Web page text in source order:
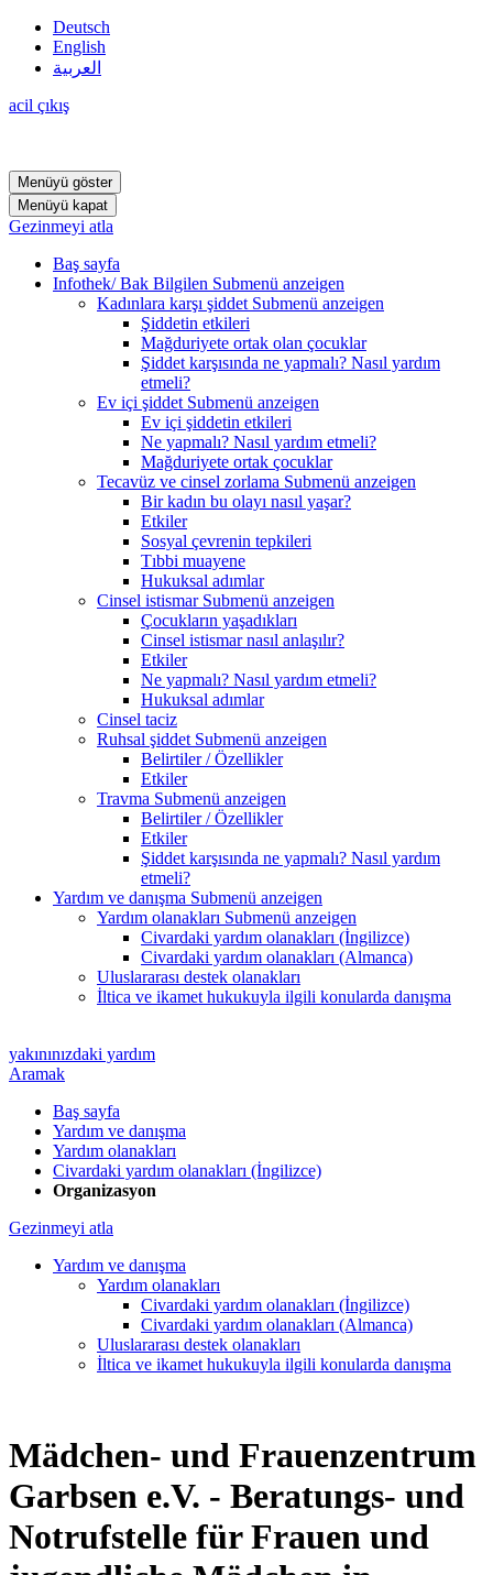
Deutsch
English
العربية
acil çıkış
Menüyü göster
Menüyü kapat
Gezinmeyi atla
Baş sayfa
Infothek/ Bak Bilgilen Submenü anzeigen
Kadınlara karşı şiddet Submenü anzeigen
Şiddetin etkileri
Mağduriyete ortak olan çocuklar
Şiddet karşısında ne yapmalı? Nasıl yardım
etmeli?
Ev içi şiddet Submenü anzeigen
Ev içi şiddetin etkileri
Ne yapmalı? Nasıl yardım etmeli?
Mağduriyete ortak çocuklar
Tecavüz ve cinsel zorlama Submenü anzeigen
Bir kadın bu olayı nasıl yaşar?
Etkiler
Sosyal çevrenin tepkileri
Tıbbi muayene
Hukuksal adımlar
Cinsel istismar Submenü anzeigen
Çocukların yaşadıkları
Cinsel istismar nasıl anlaşılır?
Etkiler
Ne yapmalı? Nasıl yardım etmeli?
Hukuksal adımlar
Cinsel taciz
Ruhsal şiddet Submenü anzeigen
Belirtiler / Özellikler
Etkiler
Travma Submenü anzeigen
Belirtiler / Özellikler
Etkiler
Şiddet karşısında ne yapmalı? Nasıl yardım
etmeli?
Yardım ve danışma Submenü anzeigen
Yardım olanakları Submenü anzeigen
Civardaki yardım olanakları (İngilizce)
Civardaki yardım olanakları (Almanca)
Uluslararası destek olanakları
İltica ve ikamet hukukuyla ilgili konularda danışma
yakınınızdaki yardım
Aramak
Baş sayfa
Yardım ve danışma
Yardım olanakları
Civardaki yardım olanakları (İngilizce)
Organizasyon
Gezinmeyi atla
Yardım ve danışma
Yardım olanakları
Civardaki yardım olanakları (İngilizce)
Civardaki yardım olanakları (Almanca)
Uluslararası destek olanakları
İltica ve ikamet hukukuyla ilgili konularda danışma
Mädchen- und Frauenzentrum
Garbsen e.V. - Beratungs- und
Notrufstelle für Frauen und